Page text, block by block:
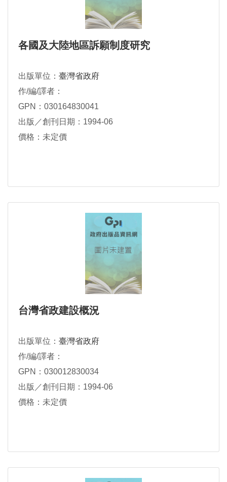
各國及大陸地區訴願制度研究
出版單位： 臺灣省政府
作/編/譯者：
GPN：030164830041
出版／創刊日期：1994-06
價格：未定價
台灣省政建設概況
出版單位： 臺灣省政府
作/編/譯者：
GPN：030012830034
出版／創刊日期：1994-06
價格：未定價